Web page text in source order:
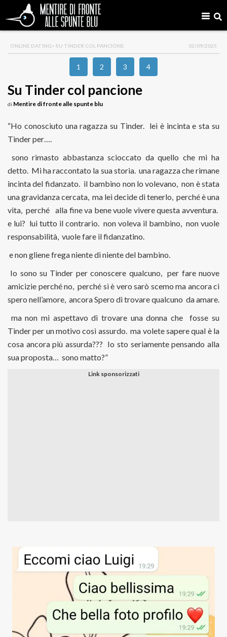
ONLINE DATING> SU TINDER COL PANCIONE 02/09/2025
1 2 3 4
Su Tinder col pancione
di Mentire di fronte alle spunte blu
“Ho conosciuto una ragazza su Tinder. lei è incinta e sta su
Tinder per….
sono rimasto abbastanza scioccato da quello che mi ha
detto. Mi ha raccontato la sua storia. una ragazza che rimane
incinta del fidanzato. il bambino non lo volevano, non è stata
una gravidanza cercata, ma lei decide di tenerlo, perché è una
vita, perché alla fine va bene vuole vivere questa avventura.
e lui? lui tutto il contrario. non voleva il bambino, non vuole
responsabilità, vuole fare il fidanzatino.
e non gliene frega niente di niente del bambino.
Io sono su Tinder per conoscere qualcuno, per fare nuove
amicizie perché no, perché sì è vero sarò scemo ma ancora ci
spero nell’amore, ancora Spero di trovare qualcuno da amare.
ma non mi aspettavo di trovare una donna che fosse su
Tinder per un motivo così assurdo. ma volete sapere qual è la
cosa ancora più assurda??? Io sto seriamente pensando alla
sua proposta… sono matto?”